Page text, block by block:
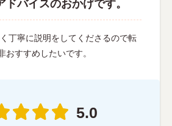
ドバイスのおかげです。
丁寧に説明をしてくださるので転
おすすめしたいです。
5.0